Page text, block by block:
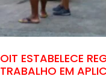
OIT ESTABELECE
TRABALHO EM